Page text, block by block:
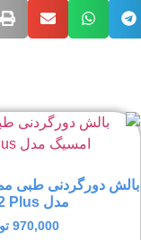
بالش دورگردنی طبی
مدل MF12 Plus
970,000